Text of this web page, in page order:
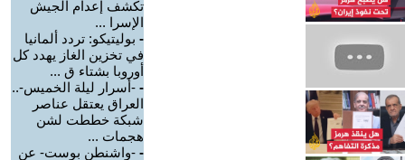
تكشف إعدام الجيش
الإسرا ...
- بوليتيكو: تردد ألمانيا
في تخزين الغاز يهدد كل
أوروبا بشتاء ق ...
- -أسرار ليلة الخميس-..
العراق يعتقل عناصر
شبكة خططت لشن
هجمات ...
- -واشنطن بوست- عن